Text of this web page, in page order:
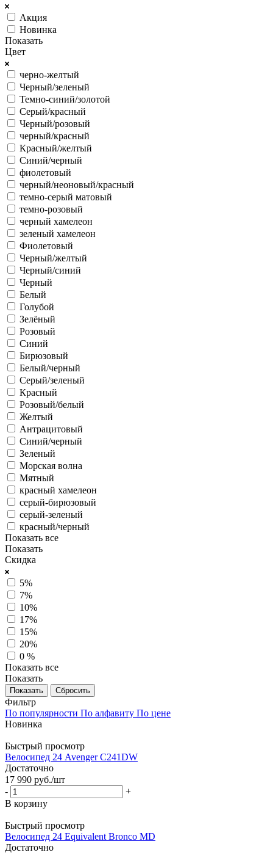
Акция
Новинка
Показать
Цвет
черно-желтый
Черный/зеленый
Темно-синий/золотой
Серый/красный
Черный/розовый
черный/красный
Красный/желтый
Синий/черный
фиолетовый
черный/неоновый/красный
темно-серый матовый
темно-розовый
черный хамелеон
зеленый хамелеон
Фиолетовый
Черный/желтый
Черный/синий
Черный
Белый
Голубой
Зелёный
Розовый
Синий
Бирюзовый
Белый/черный
Серый/зеленый
Красный
Розовый/белый
Желтый
Антрацитовый
Синий/черный
Зеленый
Морская волна
Мятный
красный хамелеон
серый-бирюзовый
серый-зеленый
красный/черный
Показать все
Показать
Скидка
5%
7%
10%
17%
15%
20%
0 %
Показать все
Показать
Сбросить
Фильтр
По популярности По алфавиту По цене
Новинка
Быстрый просмотр
Велосипед 24 Avenger C241DW
Достаточно
17 990 руб./шт
-
+
В корзину
Быстрый просмотр
Велосипед 24 Equivalent Bronco MD
Достаточно